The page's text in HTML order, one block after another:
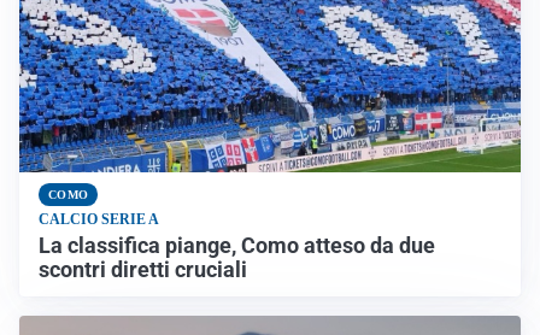
COMO
CALCIO SERIE A
La classifica piange, Como atteso da due
scontri diretti cruciali